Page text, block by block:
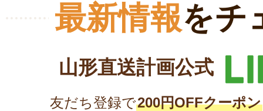
最新情報をチ
山形直送計画公式
友だち登録で200円OFFクーポン